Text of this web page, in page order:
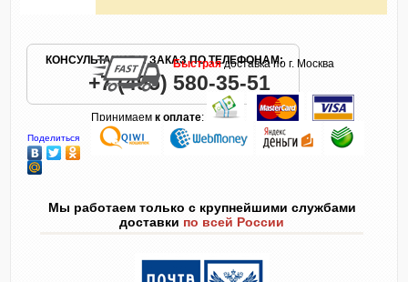
КОНСУЛЬТАЦИЯ И ЗАКАЗ ПО ТЕЛЕФОНАМ:
+7 (495) 580-35-51
Поделиться
Быстраядоставка по г. Москва
Принимаемк оплате:
Мы работаем только с крупнейшими службами
доставки по всей России